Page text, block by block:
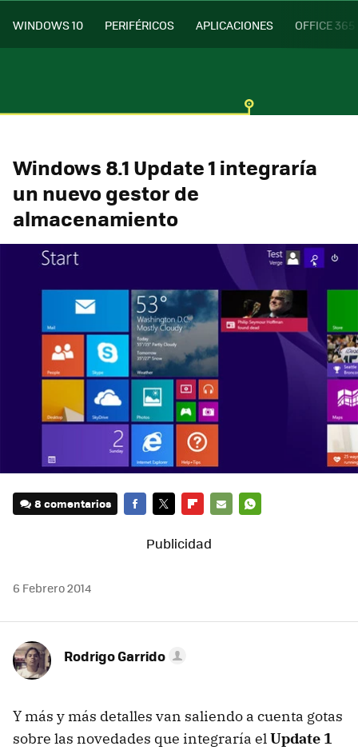
WINDOWS 10 PERIFÉRICOS APLICACIONES OFFICE 365
Windows 8.1 Update 1 integraría
un nuevo gestor de
almacenamiento
8 comentarios
MAIL
6 Febrero 2014
Rodrigo Garrido
Y más y más detalles van saliendo a cuenta gotas
sobre las novedades que integraría elUpdate 1